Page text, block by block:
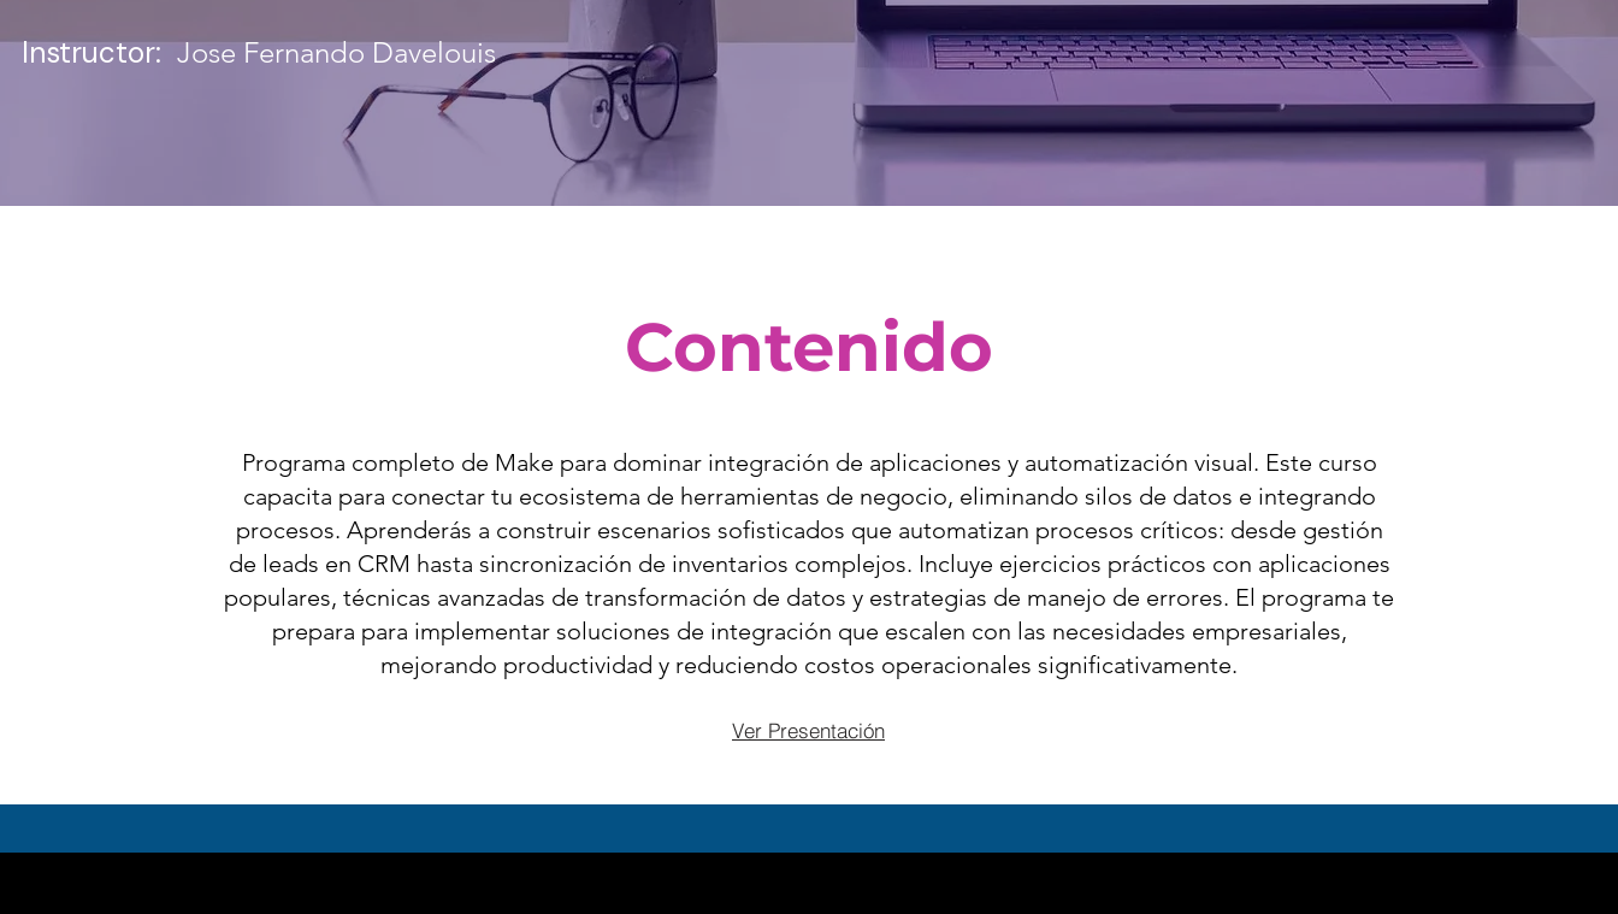
Instructor: Jose Fernando Davelouis
Contenido
Programa completo de Make para dominar integración de aplicaciones y automatización visual. Este curso
capacita para conectar tu ecosistema de herramientas de negocio, eliminando silos de datos e integrando
procesos. Aprenderás a construir escenarios sofisticados que automatizan procesos críticos: desde gestión
de leads en CRM hasta sincronización de inventarios complejos. Incluye ejercicios prácticos con aplicaciones
populares, técnicas avanzadas de transformación de datos y estrategias de manejo de errores. El programa te
prepara para implementar soluciones de integración que escalen con las necesidades empresariales,
mejorando productividad y reduciendo costos operacionales significativamente.
Ver Presentación